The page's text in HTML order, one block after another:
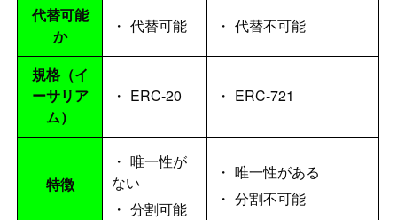
代替可能
か
代替可能 代替不可能
規格（イ
ーサリア
ム）
ERC-20 ERC-721
特徴
唯一性が
ない
分割可能
唯一性がある
分割不可能